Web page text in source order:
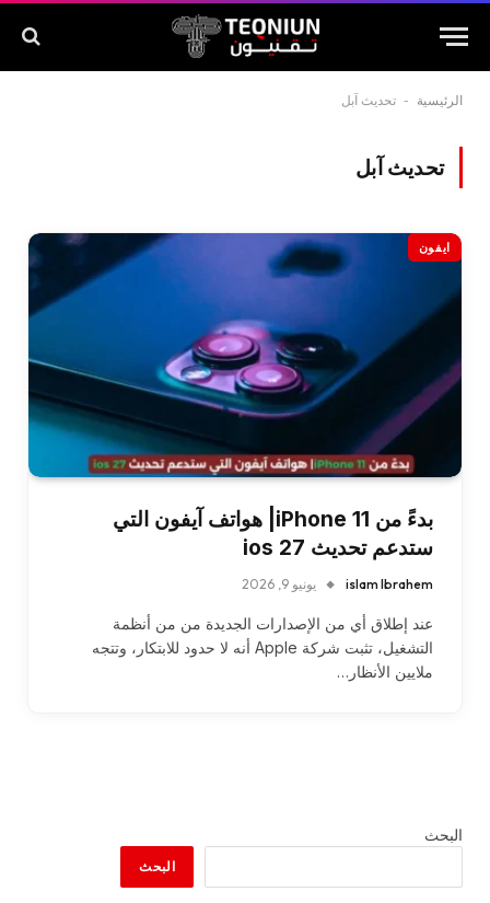
الرئيسية - تحديث آبل
تحديث آبل
ايفون
بدءً من iPhone 11| هواتف آيفون التي
ستدعم تحديث ios 27
islam Ibrahem يونيو 9, 2026
عند إطلاق أي من الإصدارات الجديدة من من أنظمة
التشغيل، تثبت شركة Apple أنه لا حدود للابتكار، وتتجه
ملايين الأنظار…
البحث
البحث